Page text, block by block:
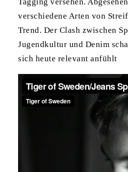
verschiedene Arten von
Trend. Der Clash zwischen
Jugendkultur und Denim
sich heute relevant anfühlt